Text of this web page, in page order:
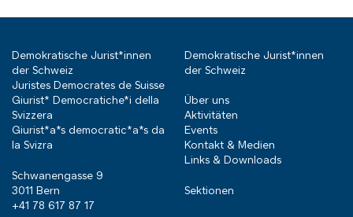
Demokratische Jurist*innen
der Schweiz
Juristes Democrates de Suisse
Giurist* Democratiche*i della
Svizzera
Giurist*a*s democratic*a*s da
la Svizra
Schwanengasse 9
3011 Bern
+41 78 617 87 17
Demokratische Jurist*innen
der Schweiz
Über uns
Aktivitäten
Events
Kontakt & Medien
Links & Downloads
Sektionen